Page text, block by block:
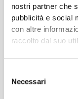
nostri partner che
pubblicità e social
con altre
raccolto dal suo
delNecessari
CHF 16.90